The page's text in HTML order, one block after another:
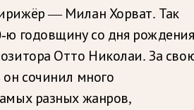
— Милан Хорват. Так
годовщину со дня рождения
Отто Николаи. За
сочинил много
разных жанров,